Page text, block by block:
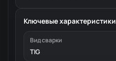
Ключевые характеристики
Вид сварки
TIG